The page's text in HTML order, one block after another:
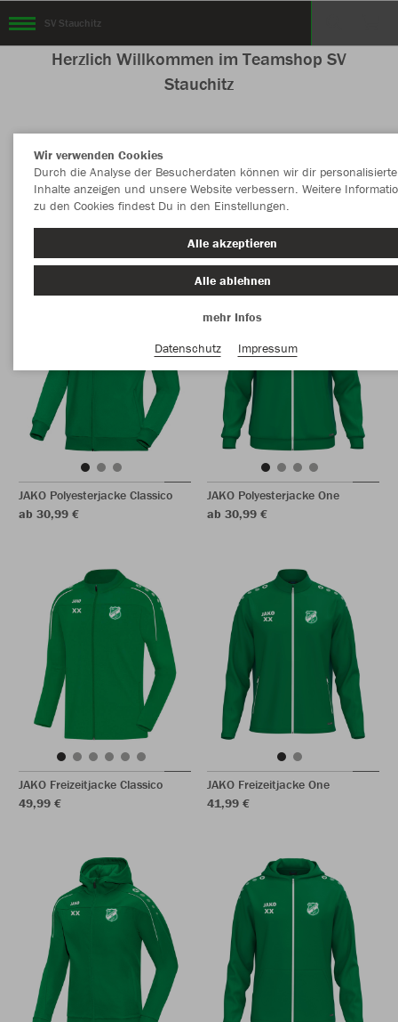
SV Stauchitz
Herzlich Willkommen im Teamshop SV
Stauchitz
Nachhaltig Farbe
JAKO Polyesterjacke Classico
ab 30,99 €
JAKO Polyesterjacke One
ab 30,99 €
JAKO Freizeitjacke Classico
49,99 €
JAKO Freizeitjacke One
41,99 €
Wir verwenden Cookies
Durch die Analyse der Besucherdaten können wir dir personalisierte
Inhalte anzeigen und unsere Website verbessern. Weitere
zu den Cookies findest Du in den Einstellungen.
Alle akzeptieren
Alle ablehnen
mehr Infos
Datenschutz
Impressum